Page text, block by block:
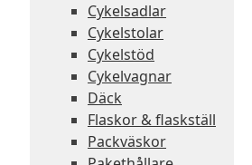
Cykelsadlar
Cykelstolar
Cykelstöd
Cykelvagnar
Däck
Flaskor & flaskställ
Packväskor